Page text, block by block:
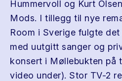
Hummervoll og Kurt
Mods. I tillegg til nye
Room i Sverige fulgte
med uutgitt sanger og
konsert i Møllebukten på
video under). Stor TV-2